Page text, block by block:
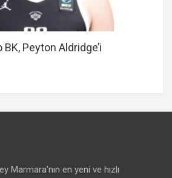
Peyton Aldridge’i
Marmara'nın en yeni ve hızlı